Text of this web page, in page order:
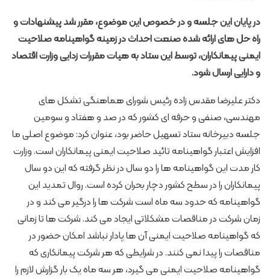
در پایان این جلسه و در خصوص این موضوع، مقرر شد پیشنهادات و
راه حل های ارائه شده صنعت احداث در زمینه گواهی­نامه صلاحیت
ایمنی پیمانکاران، توسط این ستاد به هیات مقررات­ زدایی وزارت اقتصاد
و دارایی ارسال شود.
دکتر علیرضا مقدس ­زاده رئیس شورای هماهنگی تشکل های
مهندسی، صنفی و حرفه ­ای کشور که در صد و هفتاد و سومین
جلسه دبیرخانه ستاد تسهیل حاضر بود، عنوان کرد: موضوع اصلی ما
افزایش اعتبار گواهینامه تائید صلاحیت ایمنی پیمانکاران است. وزارت
کار مدت این گواهینامه­ ها را دو سال در نظر گرفته که این دو سال
پیمانکاران را در سطح کشور دچار بحران کرده است. روال تمدید این
گواهی­نامه که حدود سه ماه است شرکت ها را درگیر می­ کند و در
زمان شرکت در مناقصات مشکلاتی ایجاد می­ کند. شرکت ها تا زمانی
که گواهی­نامه صلاحیت ایمنی آن ها پادار نباشد امکان حضور در
مناقصات را پیدا نمی ­کنند. در شرایطی که هر شرکت پیمانکاری که
گواهی­نامه صلاحیت ایمنی می­ گیرد، هر سه ماه یک بار گزارش لازم را